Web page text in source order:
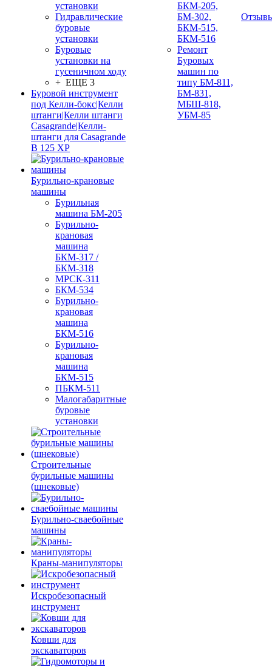
установки
Гидравлические
буровые
установки
Буровые
установки на
гусеничном ходу
+ ЕЩЕ 3
Буровой инструмент
под Келли-бокс|Келли
штанги|Келли штанги
Casagrande|Келли-
штанги для Casagrande
B 125 XP
Бурильно-крановые
машины
Бурильная
машина БМ-205
Бурильно-
крановая
машина
БКМ-317 /
БКМ-318
МРСК-311
БКМ-534
Бурильно-
крановая
машина
БКМ-516
Бурильно-
крановая
машина
БКМ-515
ПБКМ-511
Малогабаритные
буровые
установки
Строительные
бурильные машины
(шнековые)
Бурильно-сваебойные
машины
Краны-манипуляторы
Искробезопасный
инструмент
Ковши для
экскаваторов
БКМ-205,
БМ-302,
БКМ-515,
БКМ-516
Ремонт
Буровых
машин по
типу БМ-811,
БМ-831,
МБШ-818,
УБМ-85